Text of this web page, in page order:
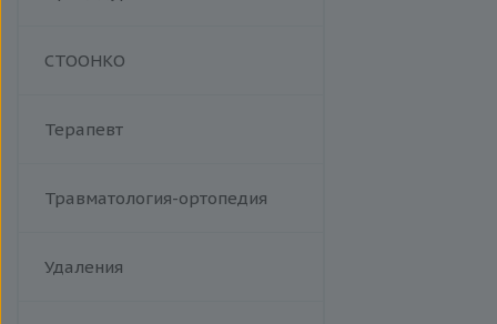
СТООНКО
Терапевт
Травматология-ортопедия
Удаления